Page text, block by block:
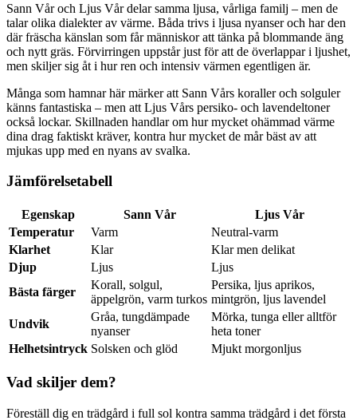
Sann Vår och Ljus Vår delar samma ljusa, vårliga familj – men de
talar olika dialekter av värme. Båda trivs i ljusa nyanser och har den
där fräscha känslan som får människor att tänka på blommande äng
och nytt gräs. Förvirringen uppstår just för att de överlappar i ljushet,
men skiljer sig åt i hur ren och intensiv värmen egentligen är.
Många som hamnar här märker att Sann Vårs koraller och solguler
känns fantastiska – men att Ljus Vårs persiko- och lavendeltoner
också lockar. Skillnaden handlar om hur mycket ohämmad värme
dina drag faktiskt kräver, kontra hur mycket de mår bäst av att
mjukas upp med en nyans av svalka.
Jämförelsetabell
Egenskap Sann Vår
Ljus Vår
Temperatur
Varm
Neutral-varm
Klarhet
Klar
Klar men delikat
Djup
Ljus
Ljus
Bästa färger
Korall, solgul,
äppelgrön, varm turkos
Persika, ljus aprikos,
mintgrön, ljus lavendel
Undvik
Gråa, tungdämpade
nyanser
Mörka, tunga eller alltför
heta toner
Helhetsintryck Solsken och glöd Mjukt morgonljus
Vad skiljer dem?
Föreställ dig en trädgård i full sol kontra samma trädgård i det första